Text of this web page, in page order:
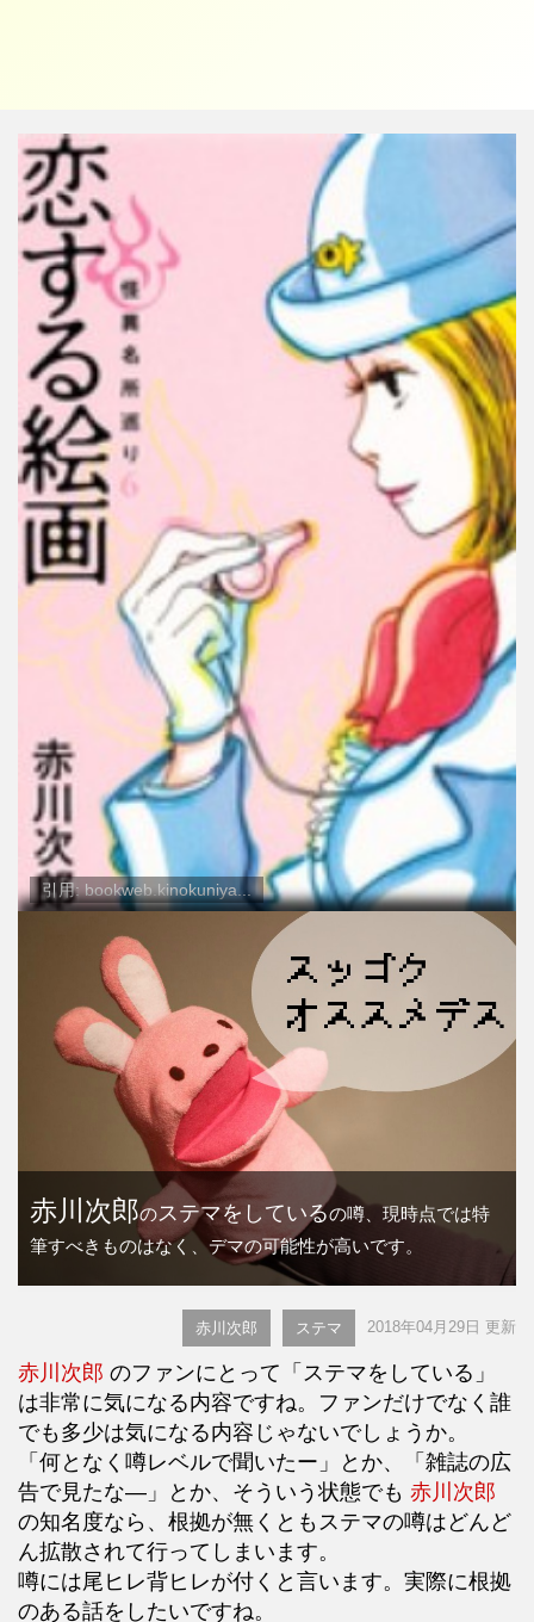
引用: bookweb.kinokuniya...
赤川次郎のステマをしているの噂、現時点では特
筆すべきものはなく、デマの可能性が高いです。
赤川次郎 ステマ 2018年04月29日 更新
赤川次郎 のファンにとって「ステマをしている」
は非常に気になる内容ですね。ファンだけでなく誰
でも多少は気になる内容じゃないでしょうか。
「何となく噂レベルで聞いたー」とか、「雑誌の広
告で見たな―」とか、そういう状態でも 赤川次郎
の知名度なら、根拠が無くともステマの噂はどんど
ん拡散されて行ってしまいます。
噂には尾ヒレ背ヒレが付くと言います。実際に根拠
のある話をしたいですね。